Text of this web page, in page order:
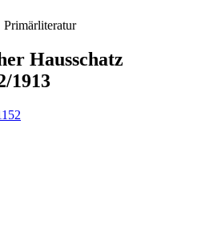
Hausschatz
1913